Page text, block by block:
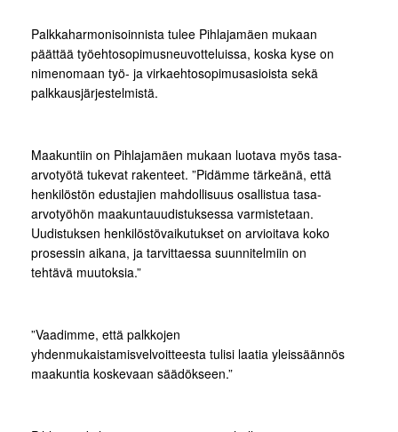
Palkkaharmonisoinnista tulee Pihlajamäen mukaan
päättää työehtosopimusneuvotteluissa, koska kyse on
nimenomaan työ- ja virkaehtosopimusasioista sekä
palkkausjärjestelmistä.
Maakuntiin on Pihlajamäen mukaan luotava myös tasa-
arvotyötä tukevat rakenteet. ”Pidämme tärkeänä, että
henkilöstön edustajien mahdollisuus osallistua tasa-
arvotyöhön maakuntauudistuksessa varmistetaan.
Uudistuksen henkilöstövaikutukset on arvioitava koko
prosessin aikana, ja tarvittaessa suunnitelmiin on
tehtävä muutoksia.”
”Vaadimme, että palkkojen
yhdenmukaistamisvelvoitteesta tulisi laatia yleissäännös
maakuntia koskevaan säädökseen.”